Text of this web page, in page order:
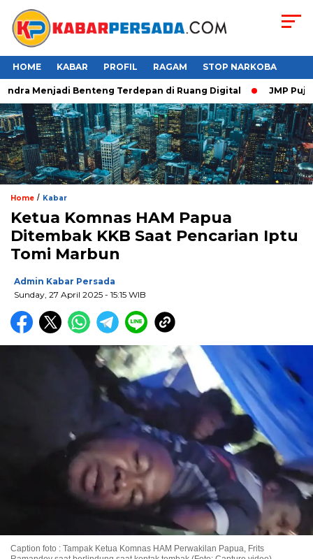
HOME KABAR PROFIL RAGAM STOP NARKOBA
Menjadi Benteng Terdepan di Ruang Digital JMP Puji
Home / Kabar
Ketua Komnas HAM Papua
Ditembak KKB Saat Pencarian Iptu
Tomi Marbun
Admin Kabar Persada
Sunday, 27 April 2025 - 15:15 WIB
Caption foto : Tampak Ketua Komnas HAM Perwakilan Papua, Frits